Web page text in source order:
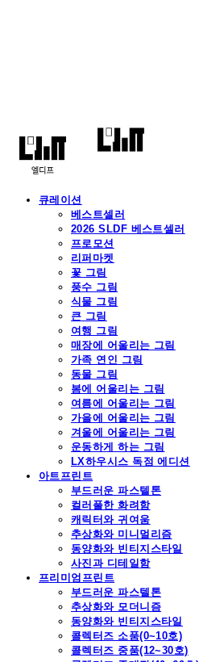
큐레이션
베스트셀러
2026 SLDF 베스트셀러
프로모션
리퍼마켓
꽃 그림
풍수 그림
식물 그림
큰 그림
여행 그림
매장에 어울리는 그림
가족 연인 그림
동물 그림
봄에 어울리는 그림
여름에 어울리는 그림
가을에 어울리는 그림
겨울에 어울리는 그림
운동하게 하는 그림
LX하우시스 독점 에디션
아트프린트
부드러운 파스텔톤
컬러풀한 화려함
캐릭터와 귀여움
추상화와 미니멀리즘
동양화와 빈티지스타일
사진과 디테일함
프리미엄프린트
부드러운 파스텔톤
추상화와 모더니즘
동양화와 빈티지스타일
콜렉터즈 소품(0~10호)
콜렉터즈 중품(12~30호)